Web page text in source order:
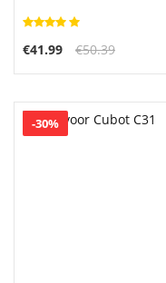
€41.99 €50.39
-30%